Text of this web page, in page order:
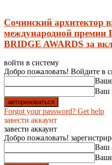
Сочинский архитектор
международной премии
BRIDGE AWARDS за
войти в систему
Добро пожаловать! Войдите в
Ваш
Forgot your password? Get help
завести аккаунт
завести аккаунт
Добро пожаловать!
Ваш